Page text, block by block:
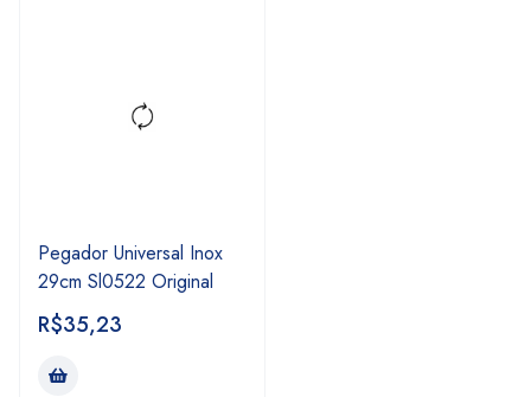
Pegador Universal Inox
29cm Sl0522 Original
R$35,23